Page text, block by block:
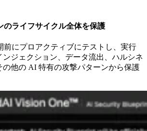
のライフサイクル全体を保護
前にプロアクティブにテストし、実行
ンジェクション、データ流出、ハルシネ
の他の AI 特有の攻撃パターンから保護